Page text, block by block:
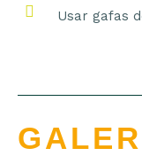
Usar gafas